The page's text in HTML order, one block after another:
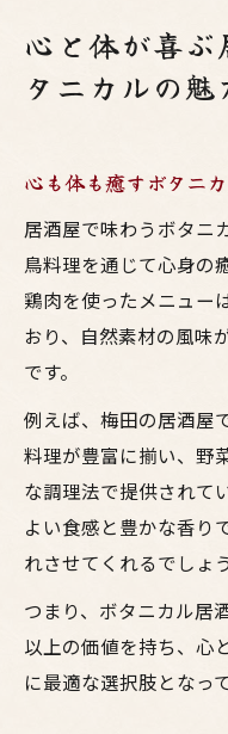
心と体が喜
タニカルの魅
心も体も癒すボタニ
居酒屋で味わうボタニ
鳥料理を通じて心身の
鶏肉を使ったメニュー
おり、自然素材の風味
です。
例えば、梅田の居酒屋
料理が豊富に揃い、野
な調理法で提供されて
よい食感と豊かな香り
れさせてくれるでしょう
つまり、ボタニカル居
以上の価値を持ち、心
に最適な選択肢となっ